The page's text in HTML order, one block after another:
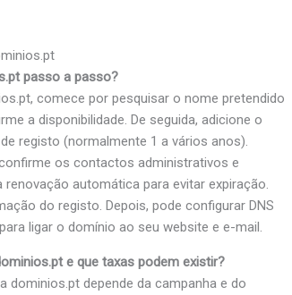
passo a passo?
comece por pesquisar o nome pretendido
a disponibilidade. De seguida, adicione o
registo (normalmente 1 a vários anos).
os contactos administrativos e
automática para evitar expiração.
do registo. Depois, pode configurar DNS
ligar o domínio ao seu website e e-mail.
e que taxas podem existir?
dominios.pt depende da campanha e do